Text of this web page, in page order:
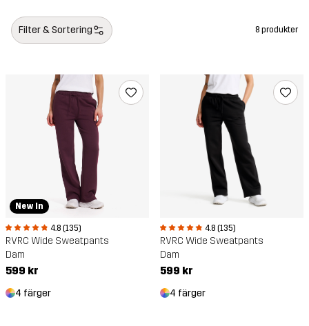
Filter & Sortering 8 produkter
New In
4.8 (135)
RVRC Wide Sweatpants
Dam
599 kr
4 färger
4.8 (135)
RVRC Wide Sweatpants
Dam
599 kr
4 färger